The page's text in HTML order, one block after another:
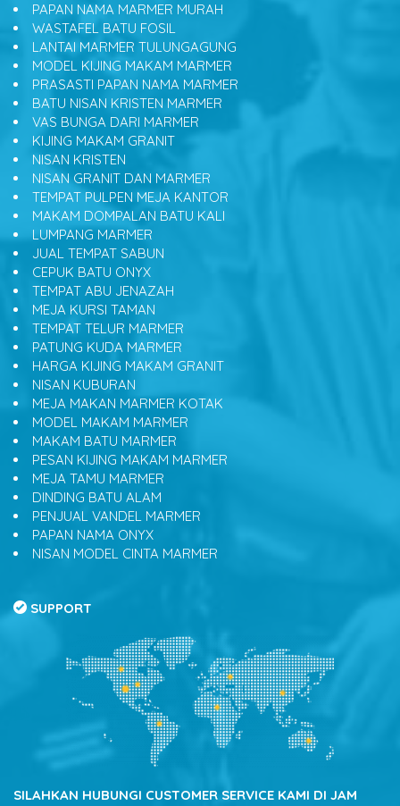
PAPAN NAMA MARMER MURAH
WASTAFEL BATU FOSIL
LANTAI MARMER TULUNGAGUNG
MODEL KIJING MAKAM MARMER
PRASASTI PAPAN NAMA MARMER
BATU NISAN KRISTEN MARMER
VAS BUNGA DARI MARMER
KIJING MAKAM GRANIT
NISAN KRISTEN
NISAN GRANIT DAN MARMER
TEMPAT PULPEN MEJA KANTOR
MAKAM DOMPALAN BATU KALI
LUMPANG MARMER
JUAL TEMPAT SABUN
CEPUK BATU ONYX
TEMPAT ABU JENAZAH
MEJA KURSI TAMAN
TEMPAT TELUR MARMER
PATUNG KUDA MARMER
HARGA KIJING MAKAM GRANIT
NISAN KUBURAN
MEJA MAKAN MARMER KOTAK
MODEL MAKAM MARMER
MAKAM BATU MARMER
PESAN KIJING MAKAM MARMER
MEJA TAMU MARMER
DINDING BATU ALAM
PENJUAL VANDEL MARMER
PAPAN NAMA ONYX
NISAN MODEL CINTA MARMER
SUPPORT
SILAHKAN HUBUNGI CUSTOMER SERVICE KAMI DI JAM